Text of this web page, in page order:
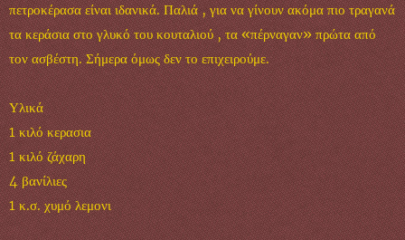
πετροκέρασα είναι ιδανικά. Παλιά , για να γίνουν ακόμα πιο τραγανά
τα κεράσια στο γλυκό του κουταλιού , τα «πέρναγαν» πρώτα από
τον ασβέστη. Σήμερα όμως δεν το επιχειρούμε.
Υλικά
1 κιλό κερασια
1 κιλό ζάχαρη
4 βανίλιες
1 κ.σ. χυμό λεμονι